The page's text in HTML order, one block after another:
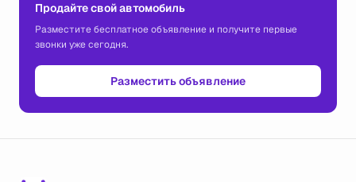
Продайте свой автомобиль
Разместите бесплатное объявление и получите первые
звонки уже сегодня.
Разместить объявление